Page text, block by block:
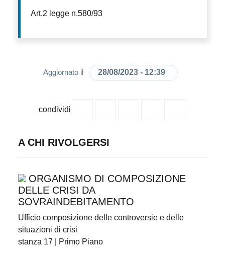
Art.2 legge n.580/93
Aggiornato il 28/08/2023 - 12:39
condividi
A CHI RIVOLGERSI
ORGANISMO DI COMPOSIZIONE
DELLE CRISI DA
SOVRAINDEBITAMENTO
Ufficio composizione delle controversie e delle
situazioni di crisi
stanza 17 | Primo Piano